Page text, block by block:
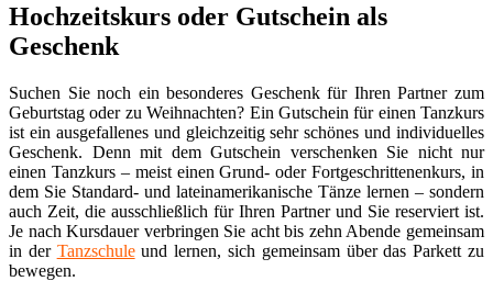
Hochzeitskurs oder Gutschein als
Geschenk
Suchen Sie noch ein besonderes Geschenk für Ihren Partner zum
Geburtstag oder zu Weihnachten? Ein Gutschein für einen Tanzkurs
ist ein ausgefallenes und gleichzeitig sehr schönes und individuelles
Geschenk. Denn mit dem Gutschein verschenken Sie nicht nur
einen Tanzkurs – meist einen Grund- oder Fortgeschrittenenkurs, in
dem Sie Standard- und lateinamerikanische Tänze lernen – sondern
auch Zeit, die ausschließlich für Ihren Partner und Sie reserviert ist.
Je nach Kursdauer verbringen Sie acht bis zehn Abende gemeinsam
in der Tanzschuleund lernen, sich gemeinsam über das Parkett zu
bewegen.